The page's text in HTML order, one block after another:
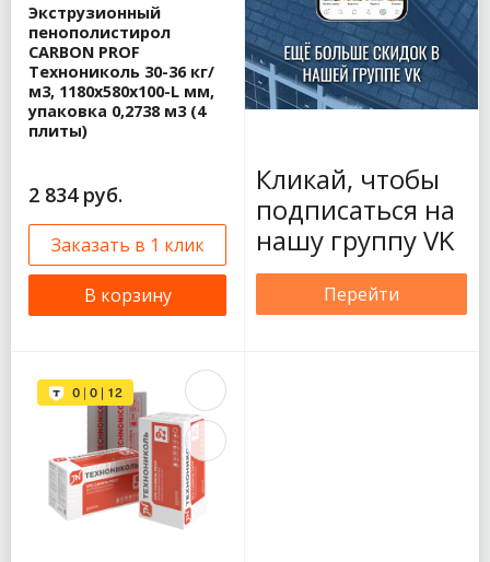
Экструзионный
пенополистирол
CARBON PROF
Технониколь 30-36 кг/
м3, 1180х580х100-L мм,
упаковка 0,2738 м3 (4
плиты)
2 834 руб.
Заказать в 1 клик
В корзину
Кликай, чтобы
подписаться на
нашу группу VK
Перейти